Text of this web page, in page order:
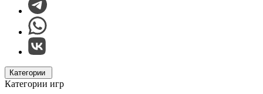
Категории
Категории игр